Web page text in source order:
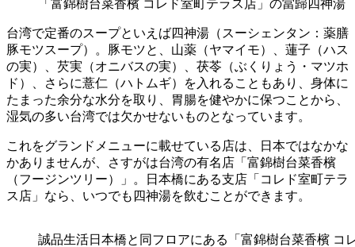
「富錦樹台菜香檳 コレド室町テラス店」の當歸四神湯
台湾で定番のスープといえば四神湯（スーシェンタン：薬膳
豚モツスープ）。豚モツと、山薬（ヤマイモ）、蓮子（ハス
の実）、芡実（オニバスの実）、茯苓（ぶくりょう・マツホ
ド）、さらに薏仁（ハトムギ）を入れることもあり、身体に
たまった余分な水分を取り、胃腸を健やかに保つことから、
湿気の多い台湾では欠かせないものとなっています。
これをグランドメニューに載せている店は、日本ではなかな
かありませんが、さすがは台湾の有名店「富錦樹台菜香檳
（フージンツリー）」。日本橋にある支店「コレド室町テラ
ス店」なら
、いつでも四神湯を飲むことができます。
誠品生活日本橋と同フロアにある「富錦樹台菜香檳 コ